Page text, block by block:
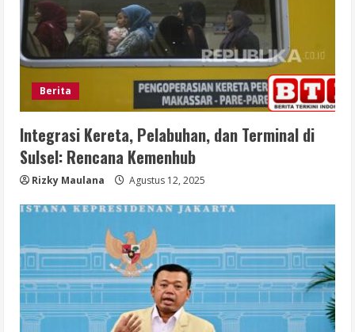
Berita
Integrasi Kereta, Pelabuhan, dan Terminal di
Sulsel: Rencana Kemenhub
Rizky Maulana Agustus 12, 2025